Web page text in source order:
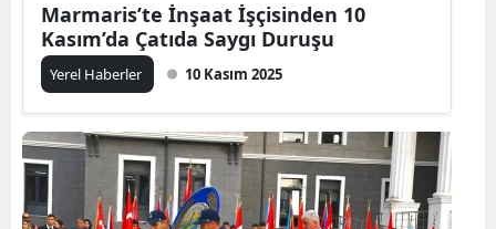
Marmaris’te İnşaat İşçisinden 10
Kasım’da Çatıda Saygı Duruşu
Yerel Haberler 10 Kasım 2025